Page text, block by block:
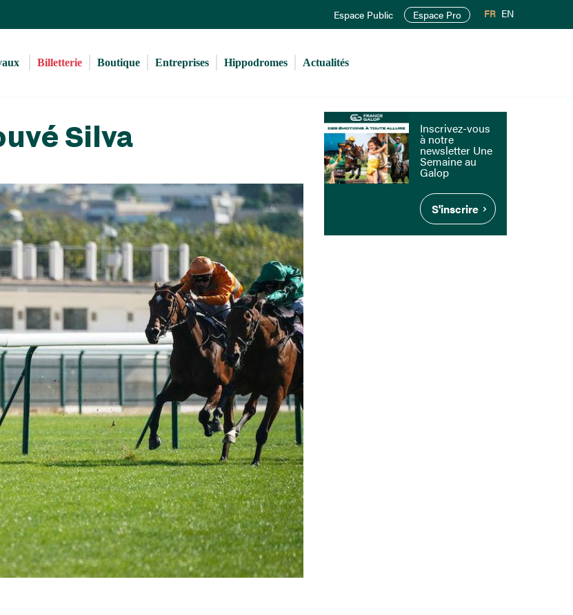
au
principal
Espace Public Espace Pro FR EN
Billetterie Boutique Entreprises Hippodromes Actualités
Silva Inscrivez-vous
à notre
newsletter Une
Semaine au
Galop
S'inscrire